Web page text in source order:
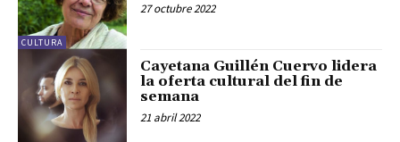
CULTURA
27 octubre 2022
Cayetana Guillén Cuervo lidera
la oferta cultural del fin de
semana
21 abril 2022